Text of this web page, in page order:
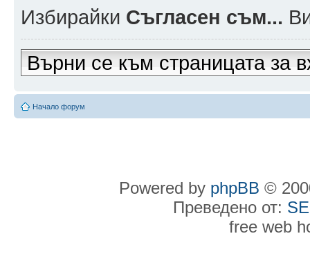
Избирайки Съгласен съм...
Върни се към страницата за
Начало форум
Powered by phpBB ©
Преведено от:
free web